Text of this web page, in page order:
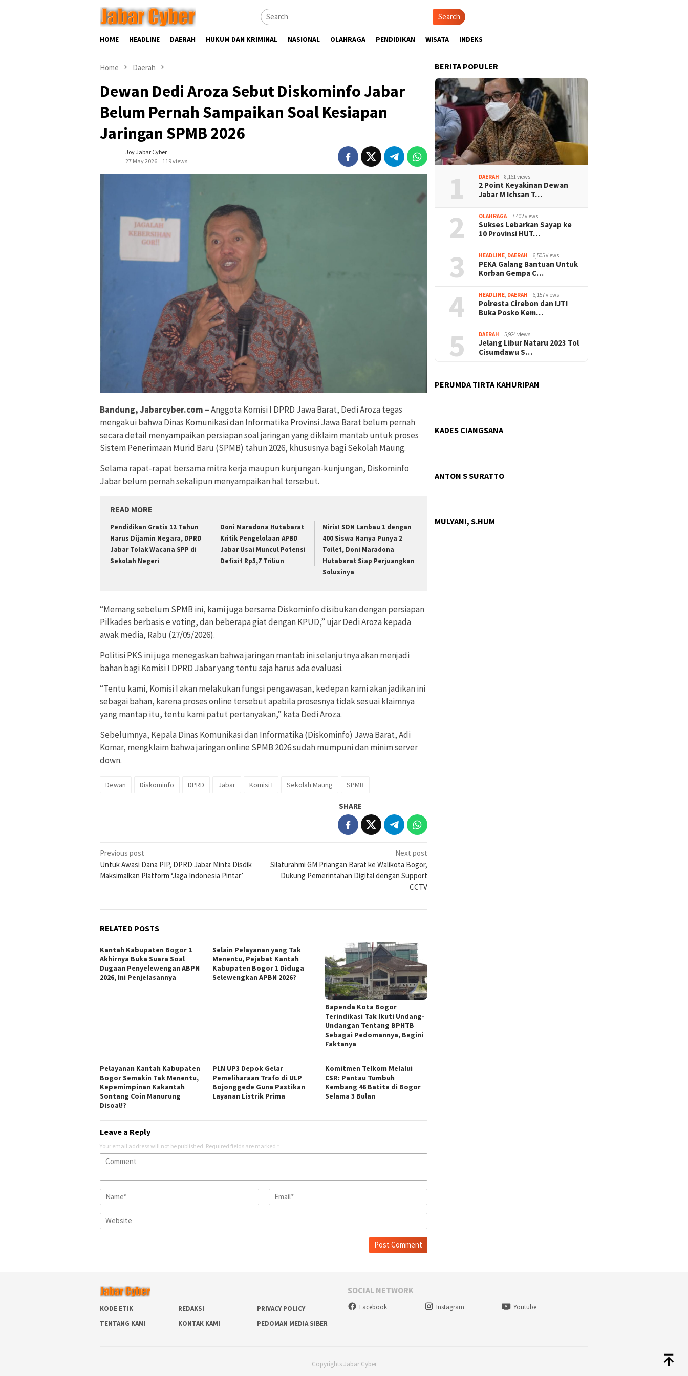
Search
HOME HEADLINE DAERAH HUKUM DAN KRIMINAL NASIONAL OLAHRAGA PENDIDIKAN WISATA INDEKS
Home Daerah
Dewan Dedi Aroza Sebut Diskominfo Jabar
Belum Pernah Sampaikan Soal Kesiapan
Jaringan SPMB 2026
Joy Jabar Cyber
27 May 2026
119 views
Bandung, Jabarcyber.com –Anggota Komisi I DPRD Jawa Barat, Dedi Aroza tegas
mengakui bahwa Dinas Komunikasi dan Informatika Provinsi Jawa Barat belum pernah
secara detail menyampaikan persiapan soal jaringan yang diklaim mantab untuk proses
Sistem Penerimaan Murid Baru (SPMB) tahun 2026, khususnya bagi Sekolah Maung.
Selama rapat-rapat bersama mitra kerja maupun kunjungan-kunjungan, Diskominfo
Jabar belum pernah sekalipun menyampaikan hal tersebut.
READ MORE
Pendidikan Gratis 12 Tahun
Harus Dijamin Negara, DPRD
Jabar Tolak Wacana SPP di
Sekolah Negeri
Doni Maradona Hutabarat
Kritik Pengelolaan APBD
Jabar Usai Muncul Potensi
Defisit Rp5,7 Triliun
Miris! SDN Lanbau 1 dengan
400 Siswa Hanya Punya 2
Toilet, Doni Maradona
Hutabarat Siap Perjuangkan
Solusinya
“Memang sebelum SPMB ini, kami juga bersama Diskominfo disibukan dengan persiapan
Pilkades berbasis e voting, dan beberapa giat dengan KPUD,” ujar Dedi Aroza kepada
awak media, Rabu (27/05/2026).
Politisi PKS ini juga menegaskan bahwa jaringan mantab ini selanjutnya akan menjadi
bahan bagi Komisi I DPRD Jabar yang tentu saja harus ada evaluasi.
“Tentu kami, Komisi I akan melakukan fungsi pengawasan, kedepan kami akan jadikan ini
sebagai bahan, karena proses online tersebut apabila prosesnya tidak sesuai klaimnya
yang mantap itu, tentu kami patut pertanyakan,” kata Dedi Aroza.
Sebelumnya, Kepala Dinas Komunikasi dan Informatika (Diskominfo) Jawa Barat, Adi
Komar, mengklaim bahwa jaringan online SPMB 2026 sudah mumpuni dan minim server
down.
Dewan Diskominfo DPRD Jabar Komisi I Sekolah Maung SPMB
SHARE
Post
navigation
Previous post
Untuk Awasi Dana PIP, DPRD Jabar Minta Disdik
Maksimalkan Platform ‘Jaga Indonesia Pintar’
Next post
Silaturahmi GM Priangan Barat ke Walikota Bogor,
Dukung Pemerintahan Digital dengan Support
CCTV
RELATED POSTS
Kantah Kabupaten Bogor 1
Akhirnya Buka Suara Soal
Dugaan Penyelewengan ABPN
2026, Ini Penjelasannya
Selain Pelayanan yang Tak
Menentu, Pejabat Kantah
Kabupaten Bogor 1 Diduga
Selewengkan APBN 2026?
Bapenda Kota Bogor
Terindikasi Tak Ikuti Undang-
Undangan Tentang BPHTB
Sebagai Pedomannya, Begini
Faktanya
Pelayanan Kantah Kabupaten
Bogor Semakin Tak Menentu,
Kepemimpinan Kakantah
Sontang Coin Manurung
Disoal!?
PLN UP3 Depok Gelar
Pemeliharaan Trafo di ULP
Bojonggede Guna Pastikan
Layanan Listrik Prima
Komitmen Telkom Melalui
CSR: Pantau Tumbuh
Kembang 46 Batita di Bogor
Selama 3 Bulan
Leave a Reply
Your email address will not be published. Required fields are marked *
BERITA POPULER
1 DAERAH 8,161 views
2 Point Keyakinan Dewan
Jabar M Ichsan T…
2 OLAHRAGA 7,402 views
Sukses Lebarkan Sayap ke
10 Provinsi HUT…
3 HEADLINE DAERAH 6,505 views
PEKA Galang Bantuan Untuk
Korban Gempa C…
4 HEADLINE DAERAH 6,157 views
Polresta Cirebon dan IJTI
Buka Posko Kem…
5 DAERAH 5,924 views
Jelang Libur Nataru 2023 Tol
Cisumdawu S…
PERUMDA TIRTA KAHURIPAN
KADES CIANGSANA
ANTON S SURATTO
MULYANI, S.HUM
KODE ETIK REDAKSI
PRIVACY POLICY
TENTANG KAMI
KONTAK KAMI PEDOMAN MEDIA SIBER
SOCIAL NETWORK
Facebook Instagram Youtube
Copyrights Jabar Cyber